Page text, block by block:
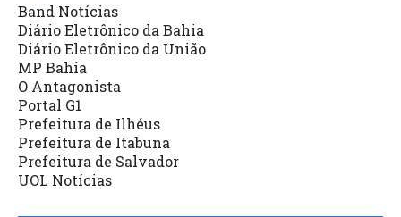
Band Notícias
Diário Eletrônico da Bahia
Diário Eletrônico da União
MP Bahia
O Antagonista
Portal G1
Prefeitura de Ilhéus
Prefeitura de Itabuna
Prefeitura de Salvador
UOL Notícias